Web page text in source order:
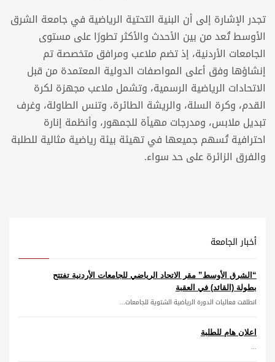
تجدر الإشارة إلى أن البنية التحتية الرياضية في جامعة الشرق
الأوسط تُعد من بين الأحدث والأكثر تطورًا على مستوى
الجامعات الأردنية، إذ تضم ملاعب ومرافق متخصصة تم
إنشاؤها وفق أعلى المواصفات الدولية المعتمدة من قبل
الاتحادات الرياضية الرسمية، وتشمل ملاعب مجهزة لكرة
القدم، وكرة السلة، والريشة الطائرة، وتنس الطاولة، وغرف
تبديل ملابس، ومدرجات مهيأة للجمهور، وأنظمة إنارة
احترافية تُسهم جميعها في تهيئة بيئة رياضية مثالية للطلبة
والفرق الزائرة على حد سواء.
أخبار الجامعة
“الشرق الأوسط” مقر الاتحاد الرياضي للجامعات الأردنية تفتتح
بطولة (القائد) في العقبة
انطلقت فعاليات الدورة الرياضية الشتوية للجامعات...
اعلان هام للطلبة
...